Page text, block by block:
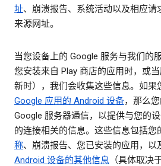
址、崩溃报告、系统活动以及相应请
来源网址。
当您设备上的 Google 服务与我们的
您安装来自 Play 商店的应用时，或
新时），我们会收集这些信息。如果
Google 应用的 Android 设备，那么
Google 服务器通信，以提供与您的
的连接相关的信息。这些信息包括您
称、崩溃报告、您已安装的应用，以
Android 设备的其他信息 （具体取决